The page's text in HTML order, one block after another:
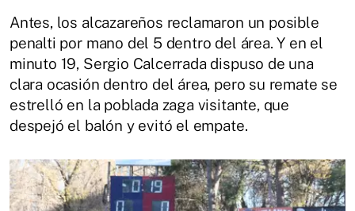
Antes, los alcazareños reclamaron un posible
penalti por mano del 5 dentro del área. Y en el
minuto 19, Sergio Calcerrada dispuso de una
clara ocasión dentro del área, pero su remate se
estrelló en la poblada zaga visitante, que
despejó el balón y evitó el empate.